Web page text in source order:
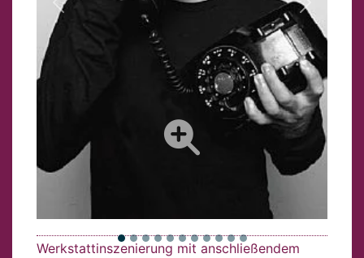
Vorheriges Bild
Werkstattinszenierung mit anschließendem